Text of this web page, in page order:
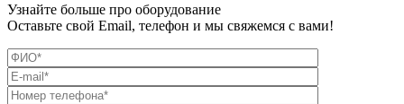
Узнайте больше про оборудование
Оставьте свой Email, телефон и мы свяжемся с вами!